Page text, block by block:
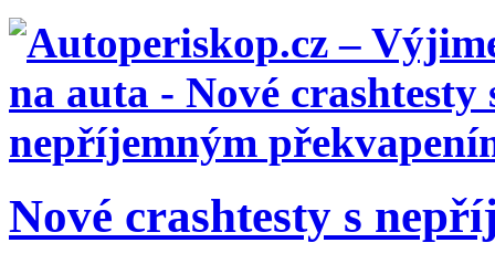
Nové crashtesty s